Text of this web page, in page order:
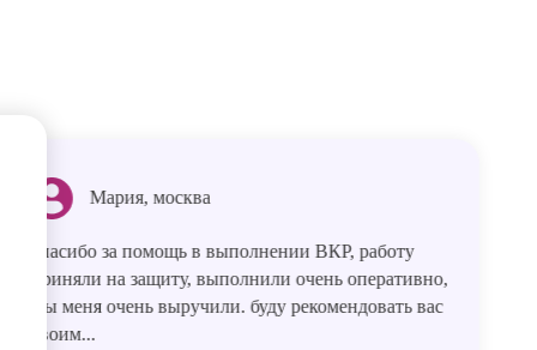
Мария, москва
спасибо за помощь в выполнении ВКР, работу
приняли на защиту, выполнили очень оперативно,
Вы меня очень выручили. буду рекомендовать вас
своим...